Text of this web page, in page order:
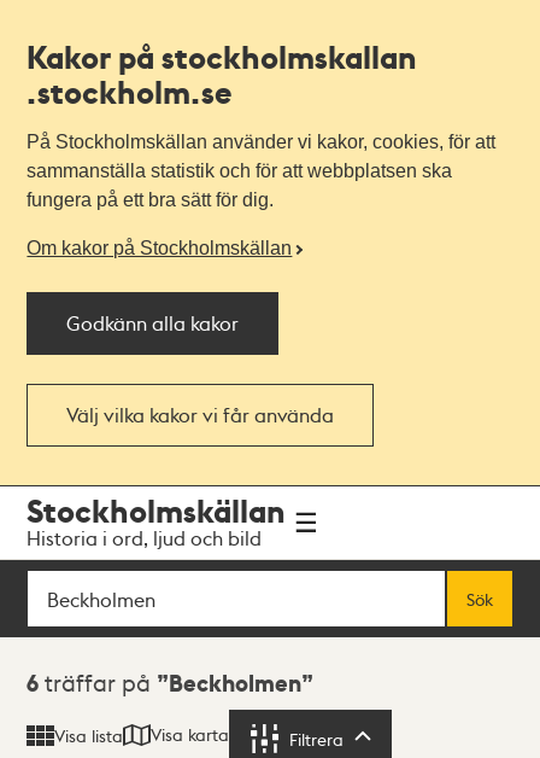
Kakor på stockholmskallan
.stockholm.se
På Stockholmskällan använder vi kakor, cookies, för att
sammanställa statistik och för att webbplatsen ska
fungera på ett bra sätt för dig.
Om kakor på Stockholmskällan
Godkänn alla kakor
Välj vilka kakor vi får använda
navigationen
huvudinnehållet
Stockholmskällan
Historia i ord, ljud och bild
Sök
Sök
Sökresultat
6 träffar på Beckholmen
Visa lista Visa karta Filtrera